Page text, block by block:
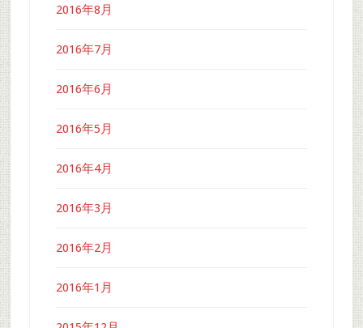
2016年8月
2016年7月
2016年6月
2016年5月
2016年4月
2016年3月
2016年2月
2016年1月